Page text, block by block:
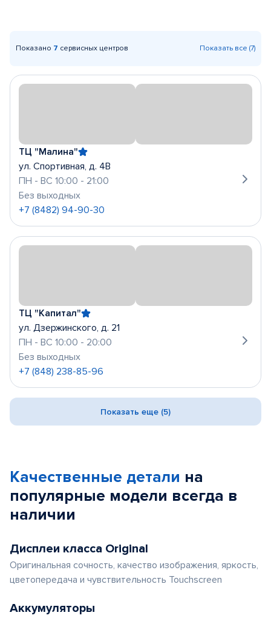
Показано 7 сервисных центров Показать все (7)
ТЦ "Малина"
ул. Спортивная, д. 4В
ПН - ВС 10:00 - 21:00
Без выходных
+7 (8482) 94-90-30
ТЦ "Капитал"
ул. Дзержинского, д. 21
ПН - ВС 10:00 - 20:00
Без выходных
+7 (848) 238-85-96
Показать еще (5)
Качественные детали на
популярные модели всегда в
наличии
Дисплеи класса Original
Оригинальная сочность, качество изображения, яркость,
цветопередача и чувствительность Touchscreen
Аккумуляторы